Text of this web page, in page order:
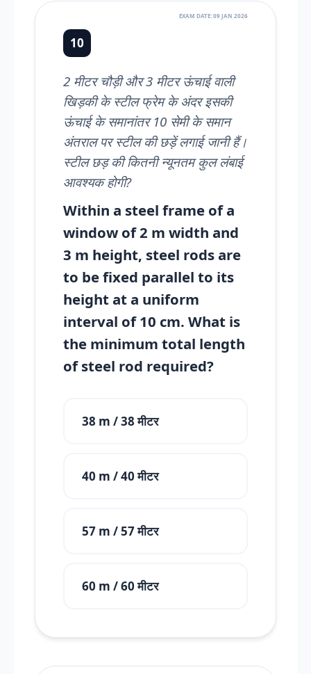
EXAM DATE: 09 JAN 2026
10
2 मीटर चौड़ी और 3 मीटर ऊंचाई वाली
खिड़की के स्टील फ्रेम के अंदर इसकी
ऊंचाई के समानांतर 10 सेमी के समान
अंतराल पर स्टील की छड़ें लगाई जानी हैं।
स्टील छड़ की कितनी न्यूनतम कुल लंबाई
आवश्यक होगी?
Within a steel frame of a
window of 2 m width and
3 m height, steel rods are
to be fixed parallel to its
height at a uniform
interval of 10 cm. What is
the minimum total length
of steel rod required?
38 m / 38 मीटर
40 m / 40 मीटर
57 m / 57 मीटर
60 m / 60 मीटर